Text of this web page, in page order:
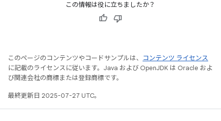
この情報は役に立ちましたか？
このページのコンテンツやコードサンプルは、
コンテンツ ライセンス
に記載のライセンスに従います。Java および OpenJDK は Oracle およ
び関連会社の商標または登録商標です。
最終更新日 2025-07-27 UTC。